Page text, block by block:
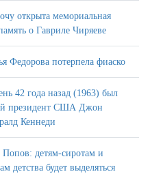
открыта мемориальная
о Гавриле Чиряеве
Федорова потерпела фиаско
42 года назад (1963) был
й президент США Джон
Кеннеди
Попов: детям-сиротам и
детства будет выделяться